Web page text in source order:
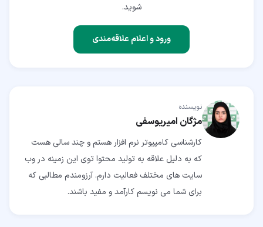
شوید.
ورود و اعلام علاقه‌مندی
نویسنده
مژگان امیریوسفی
کارشناسی کامپیوتر نرم افزار هستم و چند سالی هست
که به دلیل علاقه به تولید محتوا توی این زمینه در وب
سایت های مختلف فعالیت دارم. آرزومندم مطالبی که
برای شما می نویسم کارآمد و مفید باشند.